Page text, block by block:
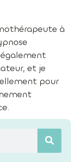
à
et je
pour